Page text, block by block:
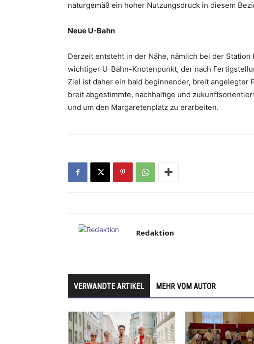
naturgemäß ein hoher Nutzungsdruck in diesem
Neue U-Bahn
Derzeit entsteht in der Nähe, nämlich bei der
wichtiger U-Bahn-Knotenpunkt, der nach
Ziel ist daher ein bald beginnender, breit angelegter
breit abgestimmte, nachhaltige und
und um den Margaretenplatz zu erarbeiten.
Redaktion
VERWANDTE ARTIKEL MEHR VOM AUTOR